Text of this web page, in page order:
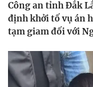
Thế giới
Tin tức
Thế giới đó đây
Câu chuyện quốc tế
Kinh tế
Tài chính
Thị trường
Dữ liệu và đời sống
Công an tỉnh Đắk
định khởi tố vụ án
tạm giam đối với